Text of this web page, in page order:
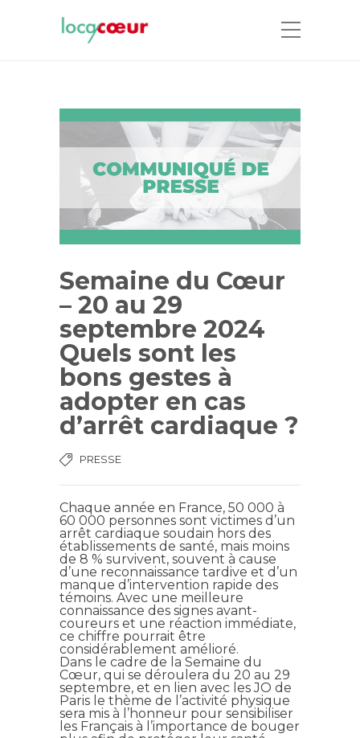
Semaine du Cœur
– 20 au 29
septembre 2024
Quels sont les
bons gestes à
adopter en cas
d’arrêt cardiaque ?
PRESSE
Chaque année en France, 50 000 à
60 000 personnes sont victimes d’un
arrêt cardiaque soudain hors des
établissements de santé, mais moins
de 8 % survivent, souvent à cause
d’une reconnaissance tardive et d’un
manque d’intervention rapide des
témoins. Avec une meilleure
connaissance des signes avant-
coureurs et une réaction immédiate,
ce chiffre pourrait être
considérablement amélioré.
Dans le cadre de la Semaine du
Cœur, qui se déroulera du 20 au 29
septembre, et en lien avec les JO de
Paris le thème de l’activité physique
sera mis à l’honneur pour sensibiliser
les Français à l’importance de bouger